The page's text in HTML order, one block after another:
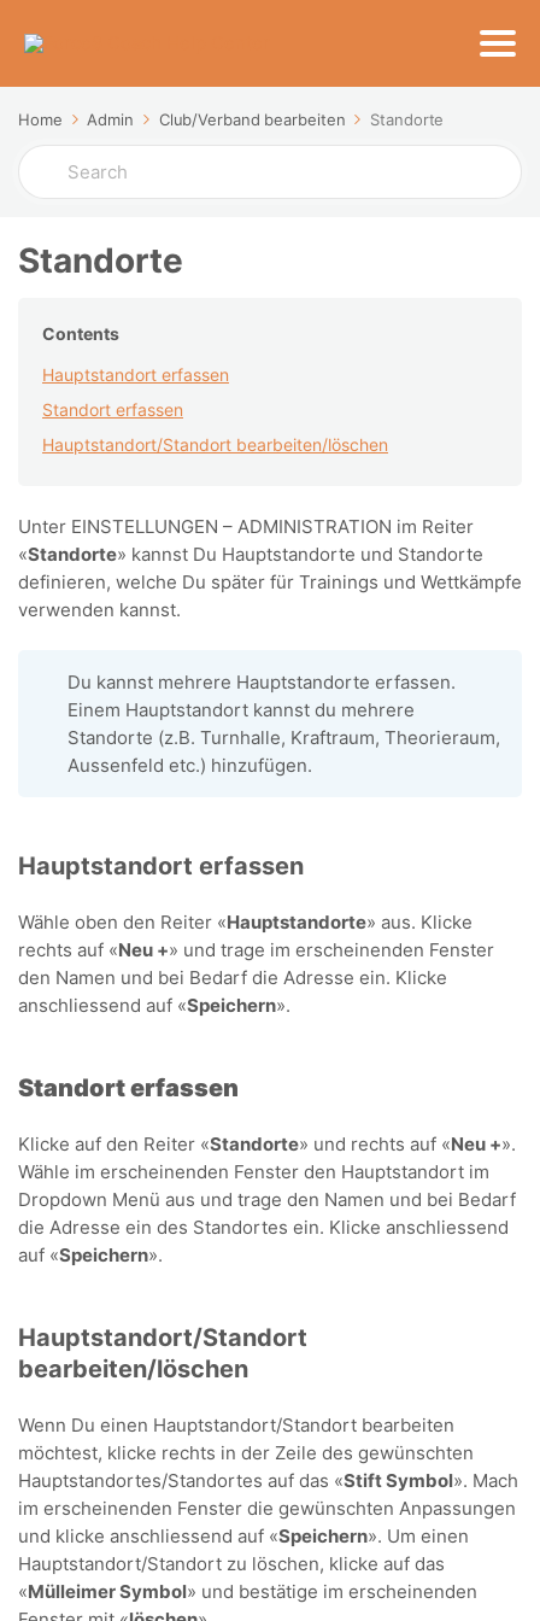
Home Admin Club/Verband bearbeiten Standorte
Search
For
Standorte
Contents
Hauptstandort erfassen
Standort erfassen
Hauptstandort/Standort bearbeiten/löschen
Unter EINSTELLUNGEN – ADMINISTRATION im Reiter
«Standorte» kannst Du Hauptstandorte und Standorte
definieren, welche Du später für Trainings und Wettkämpfe
verwenden kannst.
Du kannst mehrere Hauptstandorte erfassen.
Einem Hauptstandort kannst du mehrere
Standorte (z.B. Turnhalle, Kraftraum, Theorieraum,
Aussenfeld etc.) hinzufügen.
Hauptstandort erfassen
Wähle oben den Reiter «Hauptstandorte» aus. Klicke
rechts auf «Neu +» und trage im erscheinenden Fenster
den Namen und bei Bedarf die Adresse ein. Klicke
anschliessend auf «Speichern».
Standort erfassen
Klicke auf den Reiter «Standorte» und rechts auf «Neu +».
Wähle im erscheinenden Fenster den Hauptstandort im
Dropdown Menü aus und trage den Namen und bei Bedarf
die Adresse ein des Standortes ein. Klicke anschliessend
auf «Speichern».
Hauptstandort/Standort
bearbeiten/löschen
Wenn Du einen Hauptstandort/Standort bearbeiten
möchtest, klicke rechts in der Zeile des gewünschten
Hauptstandortes/Standortes auf das «Stift Symbol». Mach
im erscheinenden Fenster die gewünschten Anpassungen
und klicke anschliessend auf «Speichern». Um einen
Hauptstandort/Standort zu löschen, klicke auf das
«Mülleimer Symbol» und bestätige im erscheinenden